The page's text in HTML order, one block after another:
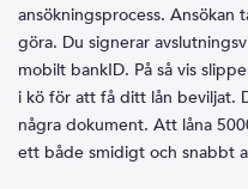
ansökningsprocess.
göra. Du signerar
mobilt bankID. På så vis
i kö för att få ditt lån beviljat.
några dokument. Att låna
ett både smidigt och snabbt